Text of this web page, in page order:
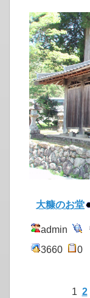
大糠のお堂
admin
3660
0
1 2